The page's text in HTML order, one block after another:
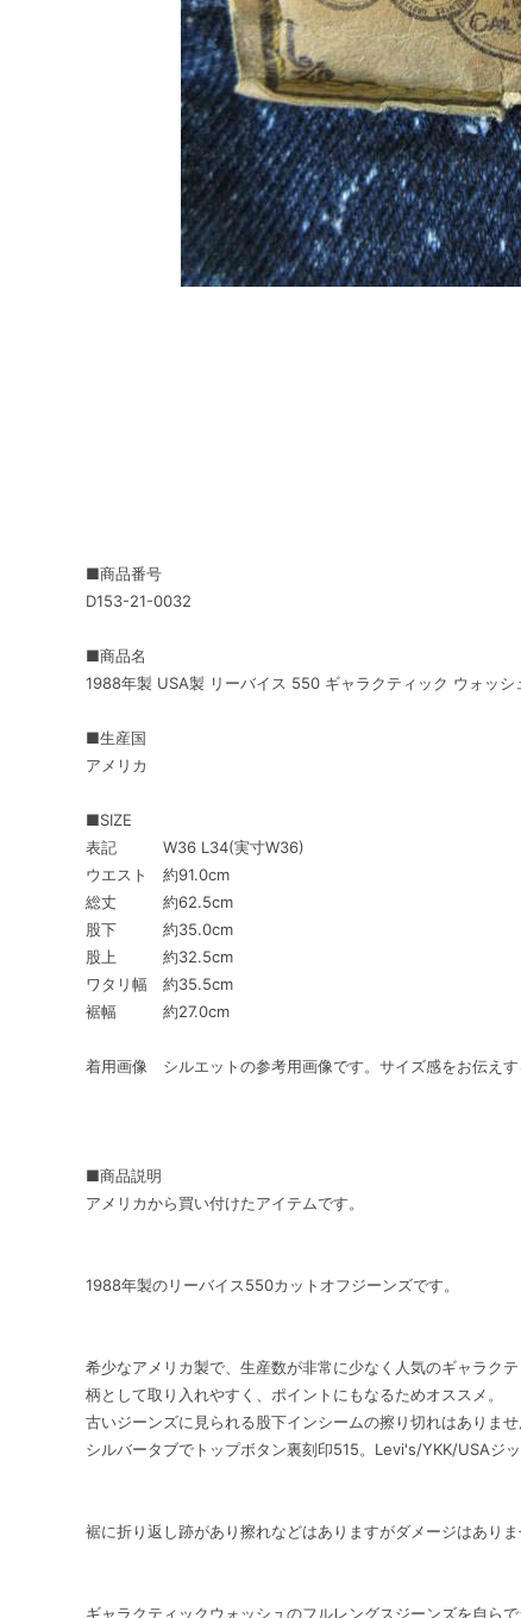
■商品番号
D153-21-0032
■商品名
1988年製 USA製 リーバイス 550 ギャラクティック ウォッ
■生産国
アメリカ
■SIZE
表記 W36 L34(実寸W36)
ウエスト 約91.0cm
総丈 約62.5cm
股下 約35.0cm
股上 約32.5cm
ワタリ幅 約35.5cm
裾幅 約27.0cm
着用画像 シルエットの参考用画像です。サイズ感をお伝えす
■商品説明
アメリカから買い付けたアイテムです。
1988年製のリーバイス550カットオフジーンズです。
希少なアメリカ製で、生産数が非常に少なく人気のギャラクテ
柄として取り入れやすく、ポイントにもなるためオススメ。
古いジーンズに見られる股下インシームの擦り切れはありませ
シルバータブでトップボタン裏刻印515。Levi's/YKK/USAジッ
裾に折り返し跡があり擦れなどはありますがダメージはあり
ギャラクティックウォッシュのフルレングスジーンズを自ら